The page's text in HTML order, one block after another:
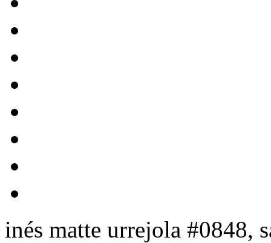
inés matte urrejola #0848,